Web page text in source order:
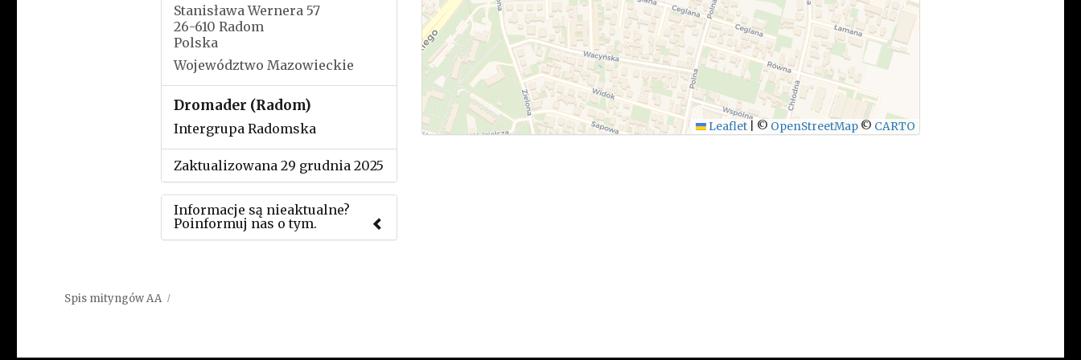
Stanisława Wernera 57
26-610 Radom
Polska
Województwo Mazowieckie
Dromader (Radom)
Intergrupa Radomska
Zaktualizowana 29 grudnia 2025
Informacje są nieaktualne?
Poinformuj nas o tym.
Leaflet © OpenStreetMap © CARTO
Spis mityngów AA